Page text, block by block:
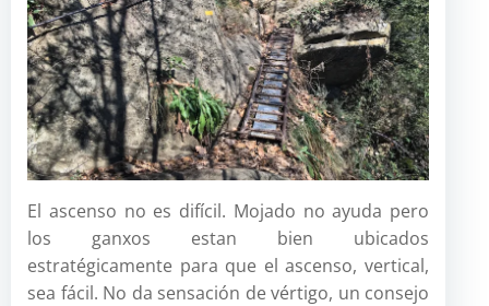
El ascenso no es difícil. Mojado no ayuda pero
los ganxos estan bien ubicados
estratégicamente para que el ascenso, vertical,
sea fácil. No da sensación de vértigo, un consejo